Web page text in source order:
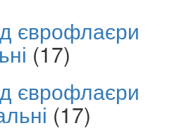
єврофлаєри
(17)
єврофлаєри
(17)